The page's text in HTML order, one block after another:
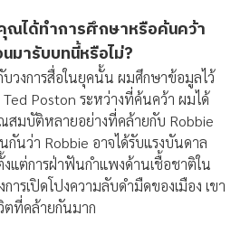
ณได้ทำการศึกษาหรือค้นคว้า
มารับบทนี้หรือไม่?
บวงการสื่อในยุคนั้น ผมศึกษาข้อมูลไว้
Ted Poston ระหว่างที่ค้นคว้า ผมได้
สมบัติหลายอย่างที่คล้ายกับ Robbie
นว่า Robbie อาจได้รับแรงบันดาล
งแต่การฝ่าฟันกำแพงด้านเชื้อชาติใน
ารเปิดโปงความลับดำมืดของเมือง เขา
ตที่คล้ายกันมาก